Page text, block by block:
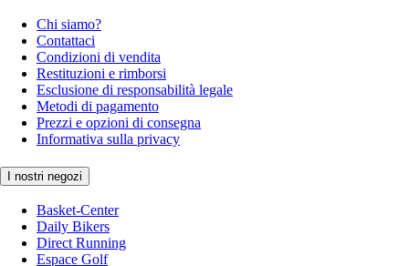
Chi siamo?
Contattaci
Condizioni di vendita
Restituzioni e rimborsi
Esclusione di responsabilità legale
Metodi di pagamento
Prezzi e opzioni di consegna
Informativa sulla privacy
I nostri negozi
Basket-Center
Daily Bikers
Direct Running
Espace Golf